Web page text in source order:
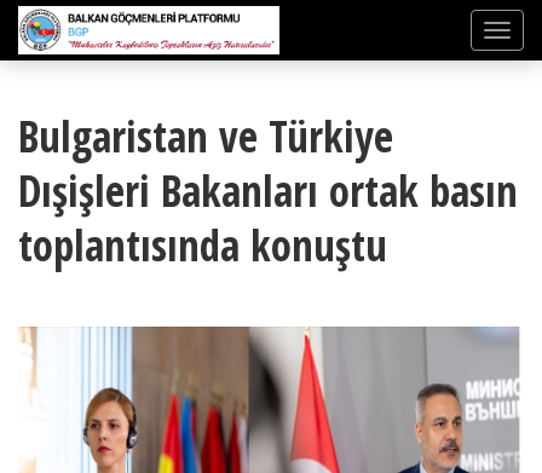
Bulgaristan ve Türkiye
Dışişleri Bakanları ortak basın
toplantısında konuştu